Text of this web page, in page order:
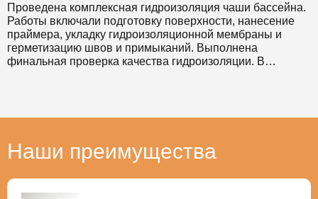
Проведена комплексная гидроизоляция чаши бассейна.
Работы включали подготовку поверхности, нанесение
праймера, укладку гидроизоляционной мембраны и
герметизацию швов и примыканий. Выполнена
финальная проверка качества гидроизоляции. В
Наши преимущества